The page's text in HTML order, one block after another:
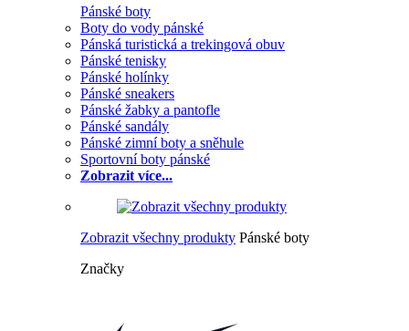
Pánské boty
Boty do vody pánské
Pánská turistická a trekingová obuv
Pánské tenisky
Pánské holínky
Pánské sneakers
Pánské žabky a pantofle
Pánské sandály
Pánské zimní boty a sněhule
Sportovní boty pánské
Zobrazit více...
Zobrazit všechny produkty Pánské boty
Značky